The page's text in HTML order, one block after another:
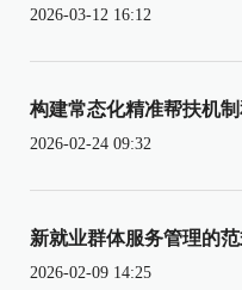
2026-03-12 16:12
构建常态化精准帮扶机
2026-02-24 09:32
新就业群体服务管理的
2026-02-09 14:25